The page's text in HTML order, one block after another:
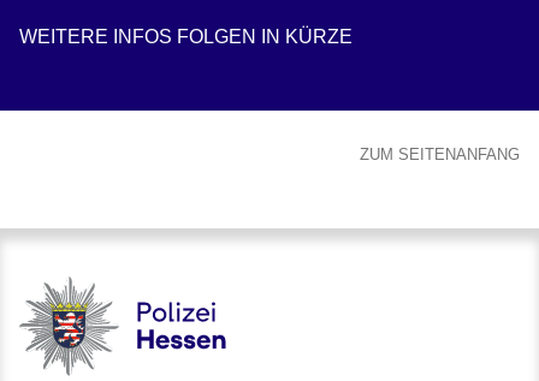
WEITERE INFOS FOLGEN IN KÜRZE
ZUM SEITENANFANG
Polizei - Polizei.hessen.de